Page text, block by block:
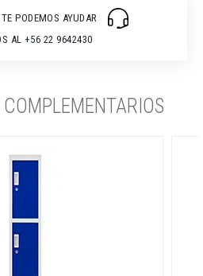
PODEMOS AYUDAR
AL +56 22 9642430